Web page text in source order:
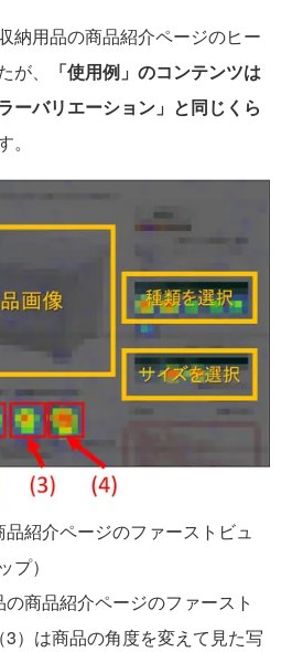
納用品の商品紹介ページのヒー
、
「使用例」のコンテンツは
ーバリエーション」と同じくら
。
紹介ページのファーストビュ
プ）
商品紹介ページのファースト
）は商品の角度を変えて見た写